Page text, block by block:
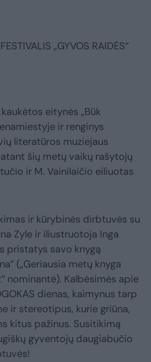
„GYVOS RAIDĖS“
eitynės „Būk
ir renginys
literatūros muziejaus
šių metų vaikų rašytojų
ir M. Vainilaičio eiliuotas
ir kūrybinės dirbtuvės su
Zyle ir iliustruotoja Inga
pristatys savo knygą
(„Geriausia metų knyga
nominantė). Kalbėsimės apie
dienas, kaimynus tarp
ir stereotipus, kurie griūna,
kitus pažinus. Susitikimą
gyventojų daugiabučio